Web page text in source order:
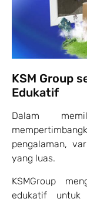
KSM Group
Edukatif
Dalam
pengalaman,
yang luas.
KSMGroup
edukatif untuk